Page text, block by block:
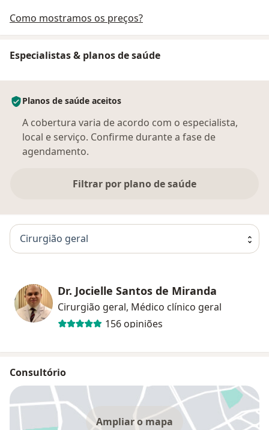
Como mostramos os preços?
Especialistas & planos de saúde
Planos de saúde aceitos
A cobertura varia de acordo com o especialista,
local e serviço. Confirme durante a fase de
agendamento.
Filtrar por plano de saúde
Cirurgião geral
Dr. Jocielle Santos de Miranda
Cirurgião geral, Médico clínico geral
156 opiniões
Consultório
Ampliar o mapa